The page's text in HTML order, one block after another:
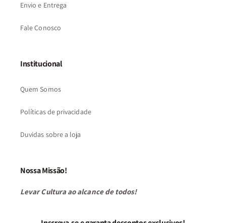
Envio e Entrega
Fale Conosco
Institucional
Quem Somos
Políticas de privacidade
Duvidas sobre a loja
Nossa Missão!
Levar Cultura ao alcance de todos!